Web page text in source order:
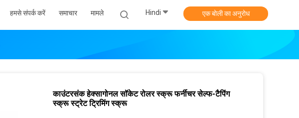
हमसे संपर्क करें समाचार मामले Hindi एक बोली का अनुरोध
काउंटरसंक हेक्सागोनल सॉकेट रोलर स्क्रू फर्नीचर सेल्फ-टैपिंग
स्क्रू स्ट्रेट ट्रिमिंग स्क्रू